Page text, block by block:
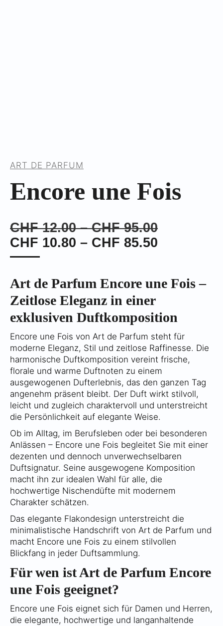
ART DE PARFUM
Encore une Fois
CHF12.00 –CHF95.00
CHF 10.80 – CHF 85.50
CHF 85.50
Art de Parfum Encore une Fois –
Zeitlose Eleganz in einer
exklusiven Duftkomposition
Encore une Fois von Art de Parfum steht für
moderne Eleganz, Stil und zeitlose Raffinesse. Die
harmonische Duftkomposition vereint frische,
florale und warme Duftnoten zu einem
ausgewogenen Dufterlebnis, das den ganzen Tag
angenehm präsent bleibt. Der Duft wirkt stilvoll,
leicht und zugleich charaktervoll und unterstreicht
die Persönlichkeit auf elegante Weise.
Ob im Alltag, im Berufsleben oder bei besonderen
Anlässen – Encore une Fois begleitet Sie mit einer
dezenten und dennoch unverwechselbaren
Duftsignatur. Seine ausgewogene Komposition
macht ihn zur idealen Wahl für alle, die
hochwertige Nischendüfte mit modernem
Charakter schätzen.
Das elegante Flakondesign unterstreicht die
minimalistische Handschrift von Art de Parfum und
macht Encore une Fois zu einem stilvollen
Blickfang in jeder Duftsammlung.
Für wen ist Art de Parfum Encore
une Fois geeignet?
Encore une Fois eignet sich für Damen und Herren,
die elegante, hochwertige und langanhaltende